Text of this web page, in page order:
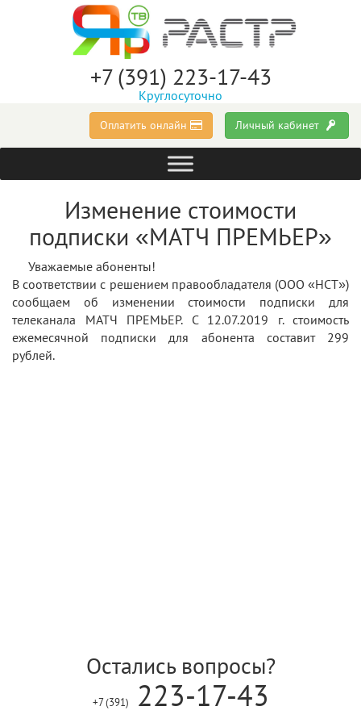
+7 (391) 223-17-43
Круглосуточно
Личный кабинет
Оплатить онлайн
Изменение стоимости
подписки «МАТЧ ПРЕМЬЕР»
Уважаемые абоненты!
В соответствии с решением правообладателя (ООО «НСТ»)
сообщаем об изменении стоимости подписки для
телеканала МАТЧ ПРЕМЬЕР. С 12.07.2019 г. стоимость
ежемесячной подписки для абонента составит 299
рублей.
Остались вопросы?
+7 (391) 223-17-43